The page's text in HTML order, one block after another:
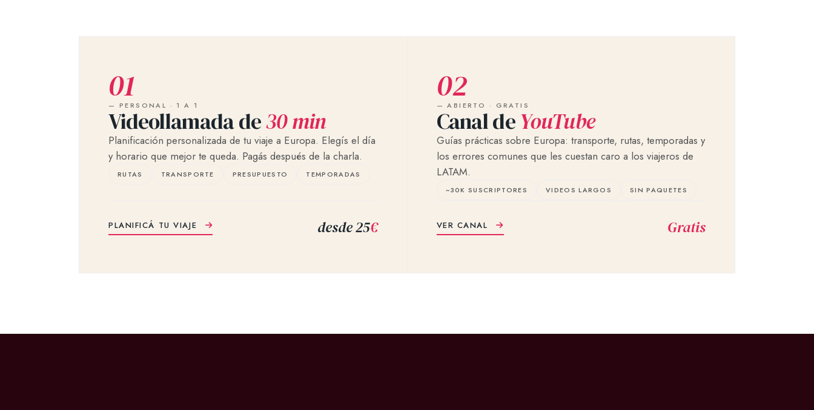
01
— PERSONAL · 1 A 1
Videollamada de30 min
Planificación personalizada de tu viaje a Europa. Elegís el día
y horario que mejor te queda. Pagás después de la charla.
RUTAS TRANSPORTE PRESUPUESTO TEMPORADAS
PLANIFICÁ TU VIAJE desde 25€
02
— ABIERTO · GRATIS
Canal deYouTube
Guías prácticas sobre Europa: transporte, rutas, temporadas y
los errores comunes que les cuestan caro a los viajeros de
LATAM.
~30K SUSCRIPTORES VIDEOS LARGOS SIN PAQUETES
VER CANAL Gratis